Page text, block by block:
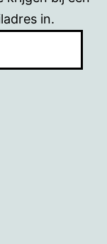
in.